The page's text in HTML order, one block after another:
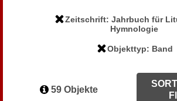
Zeitschrift: Jahrbuch für
Hymnologie
Objekttyp: Band
59 Objekte